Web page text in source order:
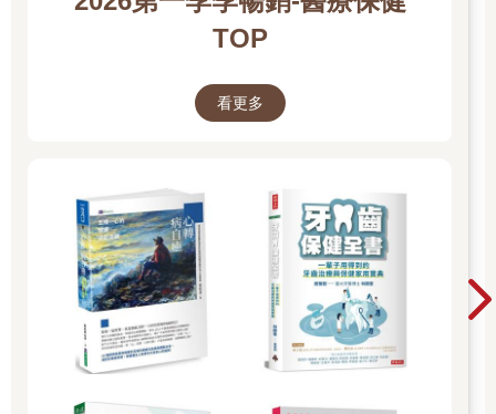
與現代的病菌學、病毒學接近。他主張「以苦寒攻下」的方法來
攻逐邪氣，治療瘟病，吳有性的瘟疫學說與治療原則也為後世醫
證，將外感溫熱，病由淺入深或由輕而重的病理過程分為四個階
段，「衛分、氣分、營分、血分」各有其相應的證候特點及病理
正氣內存，邪不可干
新冠疫情發生之後，最令大家困惑的是：為什麼有的人即使打了
疫苗，仍然會確診？為什麼有些人即使和確診者近距離接觸，甚
至生活起居在一起，依然不會被傳染？難道他就是所謂免疫力
（抵抗力）超強，「百毒不侵」的「天選之人」？確診者康復
後，照理說已得到「無敵星星」，為何仍會一再染疫？為什麼有
的確診者即使康復後，身體仍有各種令人不舒服的後遺症？有的
人卻能船過水無痕，完全無後遺症……對這場突如其來的新病毒
而造成的疫病，我們仍有許多疑問與迷惑。
TOP
看更多